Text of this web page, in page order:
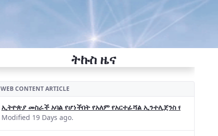
ትኩስ ዜና
WEB CONTENT ARTICLE
ኢትዮጵያ መስራች አባል የሆነችበት የአለም የአርተፊሻል ኢንተሊጀንስ የትብብር
Modified 19 Days ago.